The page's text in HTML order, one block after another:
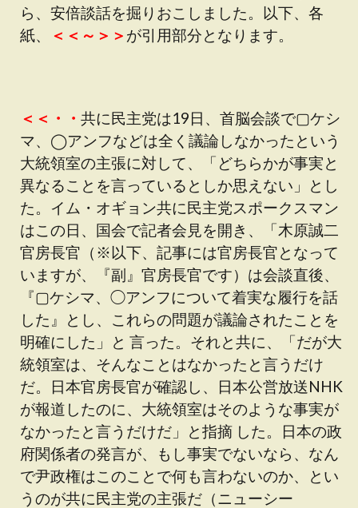
ら、安倍談話を掘りおこしました。以下、各
紙、
＜＜～＞＞ が引用部分となります。
＜＜・・ 共に民主党は19日、首脳会談で▢ケシ
マ、◯アンフなどは全く議論しなかったという
大統領室の主張に対して、「どちらかが事実と
異なることを言っているとしか思えない」とし
た。イム・オギョン共に民主党スポークスマン
はこの日、国会で記者会見を開き、「木原誠二
官房長官（※以下、記事には官房長官となって
いますが、『副』官房長官です）は会談直後、
『▢ケシマ、◯アンフについて着実な履行を話
した』とし、これらの問題が議論されたことを
明確にした」と 言った。それと共に、「だが大
統領室は、そんなことはなかったと言うだけ
だ。日本官房長官が確認し、日本公営放送NHK
が報道したのに、大統領室はそのような事実が
なかったと言うだけだ」と指摘 した。日本の政
府関係者の発言が、もし事実でないなら、なん
で尹政権はこのことで何も言わないのか、とい
うのが共に民主党の主張だ（ニューシー